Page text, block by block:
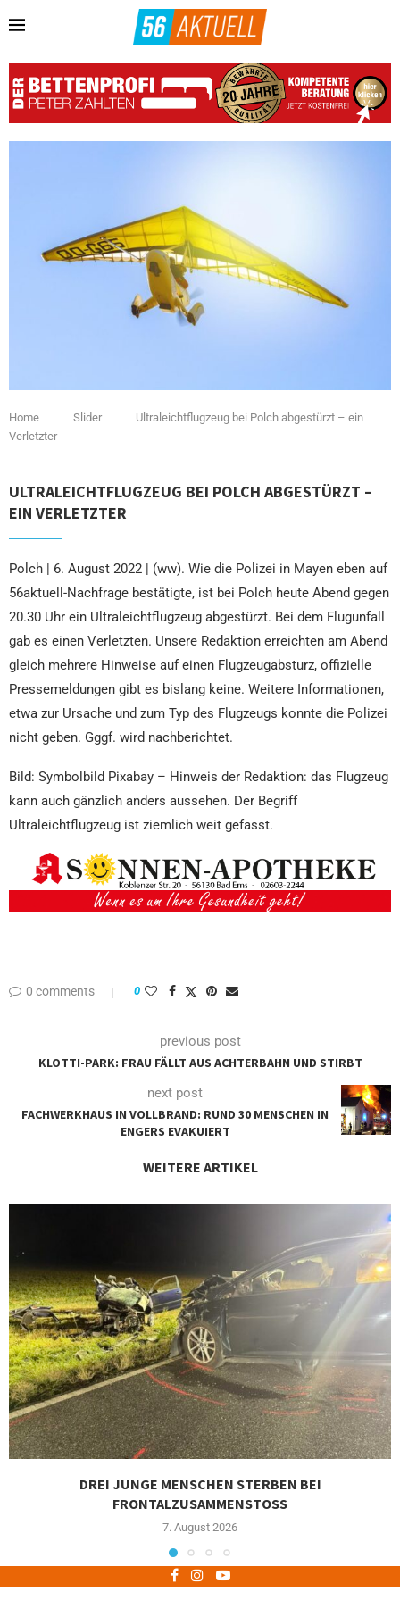
Home Slider
Ultraleichtflugzeug bei Polch abgestürzt – ein
Verletzter
ULTRALEICHTFLUGZEUG BEI POLCH ABGESTÜRZT –
EIN VERLETZTER
Polch | 6. August 2022 | (ww). Wie die Polizei in Mayen eben auf
56aktuell-Nachfrage bestätigte, ist bei Polch heute Abend gegen
20.30 Uhr ein Ultraleichtflugzeug abgestürzt. Bei dem Flugunfall
gab es einen Verletzten. Unsere Redaktion erreichten am Abend
gleich mehrere Hinweise auf einen Flugzeugabsturz, offizielle
Pressemeldungen gibt es bislang keine. Weitere Informationen,
etwa zur Ursache und zum Typ des Flugzeugs konnte die Polizei
nicht geben. Gggf. wird nachberichtet.
Bild: Symbolbild Pixabay – Hinweis der Redaktion: das Flugzeug
kann auch gänzlich anders aussehen. Der Begriff
Ultraleichtflugzeug ist ziemlich weit gefasst.
0 comments 0
previous post
KLOTTI-PARK: FRAU FÄLLT AUS ACHTERBAHN UND STIRBT
next post
FACHWERKHAUS IN VOLLBRAND: RUND 30 MENSCHEN IN
ENGERS EVAKUIERT
WEITERE ARTIKEL
DREI JUNGE MENSCHEN STERBEN BEI
FRONTALZUSAMMENSTOSS
7. August 2026